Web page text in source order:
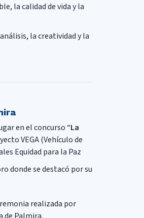
la calidad de vida y la
la creatividad y la
en el concurso “La
VEGA (Vehículo de
Equidad para la Paz
donde se destacó por su
realizada por